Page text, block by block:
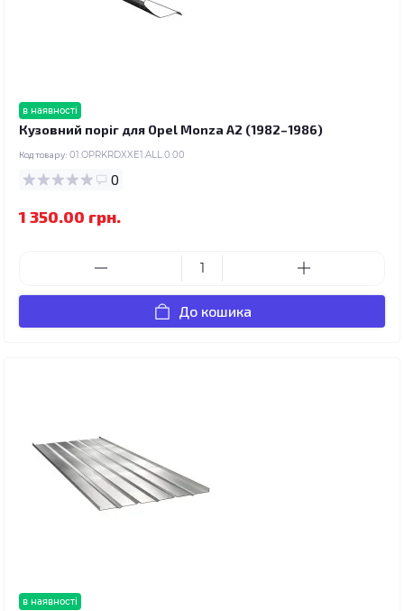
в наявності
Кузовний поріг для Opel Monza A2 (1982–1986)
Код товару: 01.OPRKRDXXE1.ALL.0.00
0
1 350.00 грн.
До кошика
в наявності